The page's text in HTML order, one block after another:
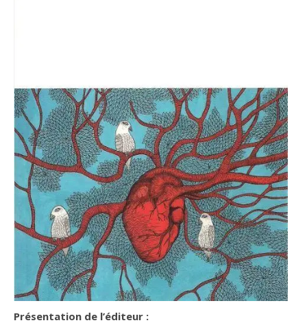
Présentation de l’éditeur :